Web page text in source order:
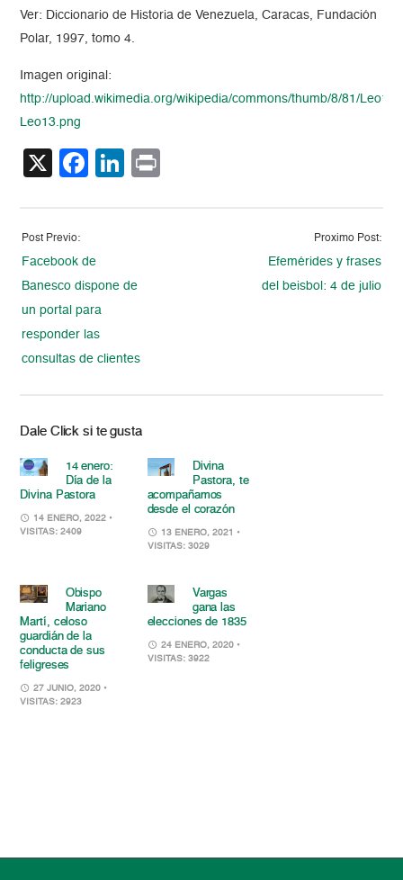
Ver: Diccionario de Historia de Venezuela, Caracas, Fundación
Polar, 1997, tomo 4.
Imagen original:
http://upload.wikimedia.org/wikipedia/commons/thumb/8/81/
Leo13.png
X Facebook
LinkedIn
Post Previo:
Facebook de
Banesco dispone de
un portal para
responder las
consultas de clientes
Proximo Post:
Efemérides y frases
del beisbol: 4 de julio
Dale Click si te gusta
14 enero:
Día de la
Divina Pastora
14 ENERO, 2022 •
VISITAS: 2409
Divina
Pastora, te
acompañamos
desde el corazón
13 ENERO, 2021
•
VISITAS: 3029
Obispo
Mariano
Martí, celoso
guardián de la
conducta de sus
feligreses
27 JUNIO, 2020 •
VISITAS: 2923
Vargas
gana las
elecciones de 1835
24 ENERO, 2020 •
VISITAS: 3922